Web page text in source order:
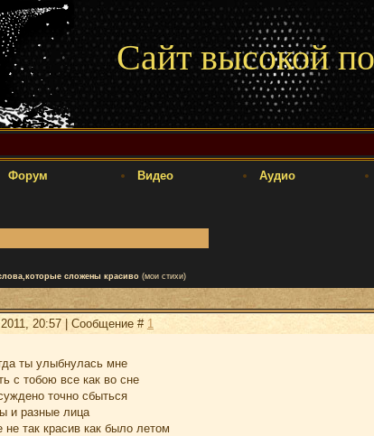
Сайт высокой
Форум Видео Аудио
сложены красиво (мои стихи)
20:57 | Сообщение # 1
ты улыбнулась мне
с тобою все как во сне
точно сбыться
и разные лица
не так красив как было летом